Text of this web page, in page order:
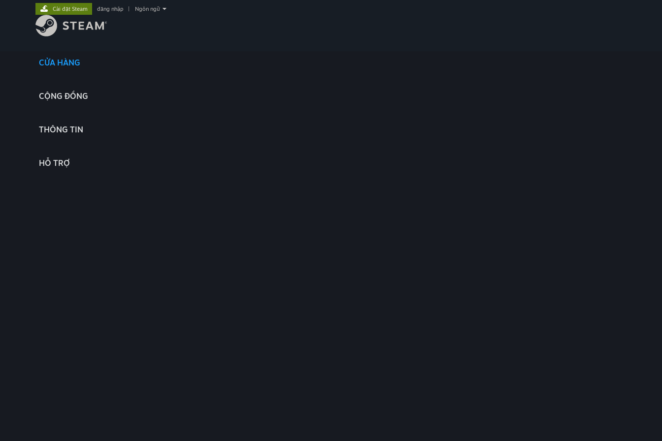
CỬA HÀNG
CỘNG ĐỒNG
THÔNG TIN
HỖ TRỢ
Cài đặt Steam đăng nhập Ngôn ngữ